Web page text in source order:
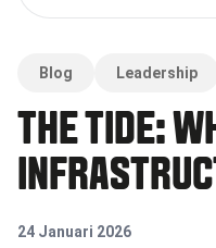
Blog Leadership
THE TIDE:
TOOL
24 Januari 2026